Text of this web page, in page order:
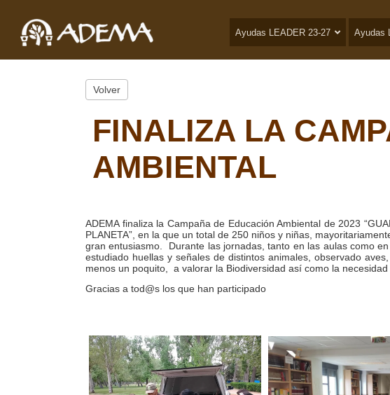
Ayudas LEADER 23-27 Ayudas
Volver
FINALIZA LA
AMBIENTAL
ADEMA finaliza la Campaña de Educación Ambiental de 2023
PLANETA”, en la que un total de 250 niños y niñas,
gran entusiasmo. Durante las jornadas, tanto en las aulas como
estudiado huellas y señales de distintos animales, observado
menos un poquito, a valorar la Biodiversidad así como la
Gracias a tod@s los que han participado